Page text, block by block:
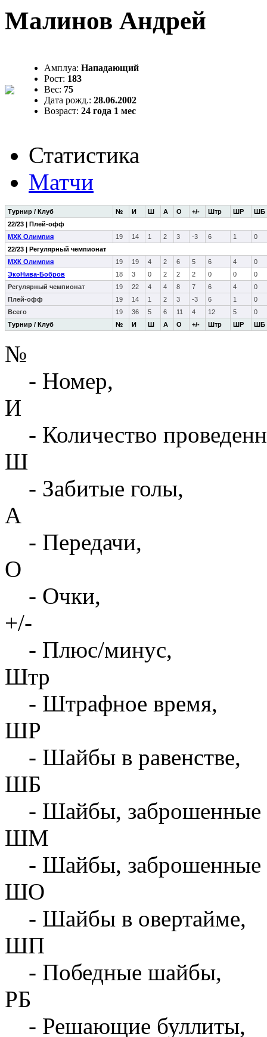
Малинов Андрей
Амплуа: Нападающий
Рост: 183
Вес: 75
Дата рожд.: 28.06.2002
Возраст: 24 года 1 мес
Статистика
Матчи
Турнир / Клуб № И Ш А О +/- Штр ШР ШБ
Турнир / Клуб № И Ш А О +/- Штр ШР ШБ
22/23 | Плей-офф
МХК Олимпия
19 14 1 2 3 -3 6 1
0
22/23 | Регулярный чемпионат
МХК Олимпия
19 19 4 2 6 5 6 4
0
ЭкоНива-Бобров
18 3 0 2 2 2 0 0
0
Регулярный чемпионат
19 22 4 4 8 7 6 4
0
Плей-офф
19 14 1 2 3 -3 6 1
0
Всего
19 36 5 6 11 4 12 5 0
№
- Номер,
И
- Количество
Ш
- Забитые голы,
А
- Передачи,
О
- Очки,
+/-
- Плюс/минус,
Штр
- Штрафное время,
ШР
- Шайбы в равенстве,
ШБ
- Шайбы, заброшенные
ШМ
- Шайбы, заброшенные
ШО
- Шайбы в овертайме,
ШП
- Победные шайбы,
РБ
- Решающие буллиты,